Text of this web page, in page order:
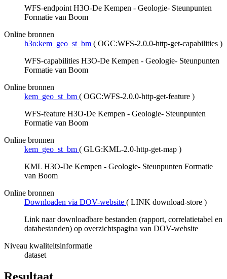
WFS-endpoint H3O-De Kempen - Geologie- Steunpunten
Formatie van Boom
Online bronnen
h3o:kem_geo_st_bm ( OGC:WFS-2.0.0-http-get-capabilities )
WFS-capabilities H3O-De Kempen - Geologie- Steunpunten
Formatie van Boom
Online bronnen
kem_geo_st_bm ( OGC:WFS-2.0.0-http-get-feature )
WFS-feature H3O-De Kempen - Geologie- Steunpunten
Formatie van Boom
Online bronnen
kem_geo_st_bm ( GLG:KML-2.0-http-get-map )
KML H3O-De Kempen - Geologie- Steunpunten Formatie
van Boom
Online bronnen
Downloaden via DOV-website ( LINK download-store )
Link naar downloadbare bestanden (rapport, correlatietabel en
databestanden) op overzichtspagina van DOV-website
Niveau kwaliteitsinformatie
dataset